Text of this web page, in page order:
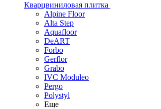
Кварцвиниловая плитка
Alpine Floor
Alta Step
Aquafloor
DeART
Forbo
Gerflor
Grabo
IVC Moduleo
Pergo
Polystyl
Еще